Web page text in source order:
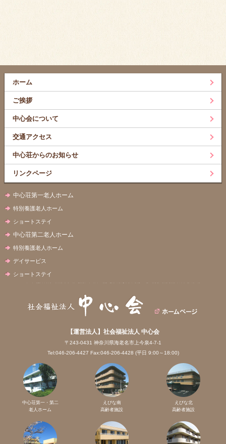
ホーム
ご挨拶
中心会について
交通アクセス
中心荘からのお知らせ
リンクページ
中心荘第一老人ホーム
特別養護老人ホーム
ショートステイ
中心荘第二老人ホーム
特別養護老人ホーム
デイサービス
ショートステイ
【運営法人】社会福祉法人 中心会
〒243-0431 神奈川県海老名市上今泉4-7-1
Tel:046-206-4427 Fax:046-206-4428 (平日 9:00～18:00)
中心荘第一・第二
老人ホーム
えびな南
高齢者施設
えびな北
高齢者施設